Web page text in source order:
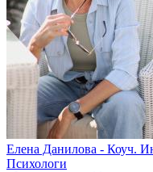
Елена Данилова - Коуч.
Психологи